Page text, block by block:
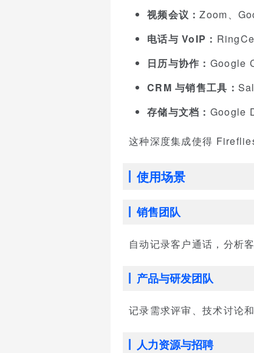
视频会议：Zoom、
电话与 VoIP：
日历与协作： Google
CRM 与销售工具：
存储与文档： Google
这种深度集成使得
使用场景
销售团队
自动记录客户通话，分析
产品与研发团队
记录需求评审、技术讨论
人力资源与招聘